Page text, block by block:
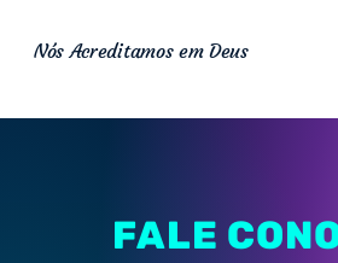
Nós Acreditamos em Deus
FALE